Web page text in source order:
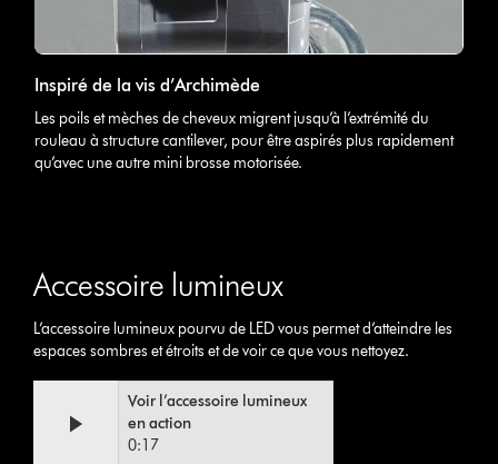
Inspiré de la vis d’Archimède
Les poils et mèches de cheveux migrent jusqu’à l’extrémité du
rouleau à structure cantilever, pour être aspirés plus rapidement
qu’avec une autre mini brosse motorisée.
Accessoire lumineux
L’accessoire lumineux pourvu de LED vous permet d’atteindre les
espaces sombres et étroits et de voir ce que vous nettoyez.
Transcript
transcription
Voir l’accessoire lumineux
en action
0:17